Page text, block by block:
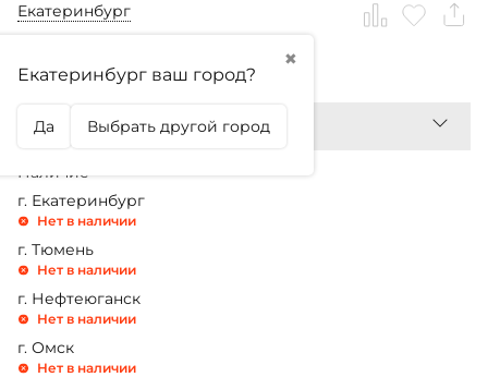
Екатеринбург
✖
Екатеринбург ваш город?
Да Выбрать другой город
1 899,99₽
Наличие
г. Екатеринбург
Нет в наличии
г. Тюмень
Нет в наличии
г. Нефтеюганск
Нет в наличии
г. Омск
Нет в наличии